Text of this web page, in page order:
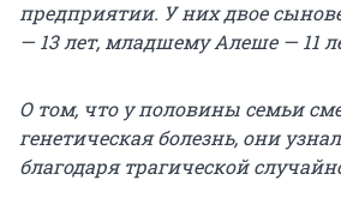
предприятии. У них двое
— 13 лет, младшему Алеше — 11
О том, что у половины семьи
генетическая болезнь, они
благодаря трагической